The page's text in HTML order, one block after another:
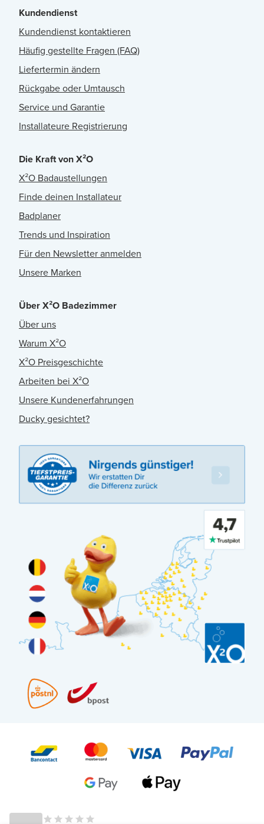
Kundendienst
Kundendienst kontaktieren
Häufig gestellte Fragen (FAQ)
Liefertermin ändern
Rückgabe oder Umtausch
Service und Garantie
Installateure Registrierung
Die Kraft von X²O
X²O Badaustellungen
Finde deinen Installateur
Badplaner
Trends und Inspiration
Für den Newsletter anmelden
Unsere Marken
Über X²O Badezimmer
Über uns
Warum X²O
X²O Preisgeschichte
Arbeiten bei X²O
Unsere Kundenerfahrungen
Ducky gesichtet?